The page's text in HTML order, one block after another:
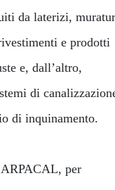
da laterizi,
e prodotti
e, dall’altro,
di
di inquinamento.
per